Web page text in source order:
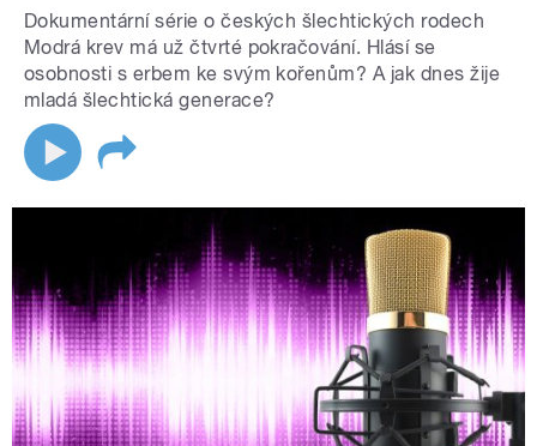
Dokumentární série o českých šlechtických rodech
Modrá krev má už čtvrté pokračování. Hlásí se
osobnosti s erbem ke svým kořenům? A jak dnes žije
mladá šlechtická generace?